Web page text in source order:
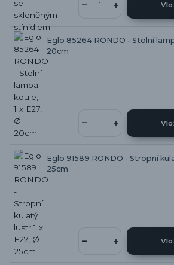
Eglo 85264 RONDO - Stolní
20cm
Eglo 91589 RONDO - Stropní
25cm